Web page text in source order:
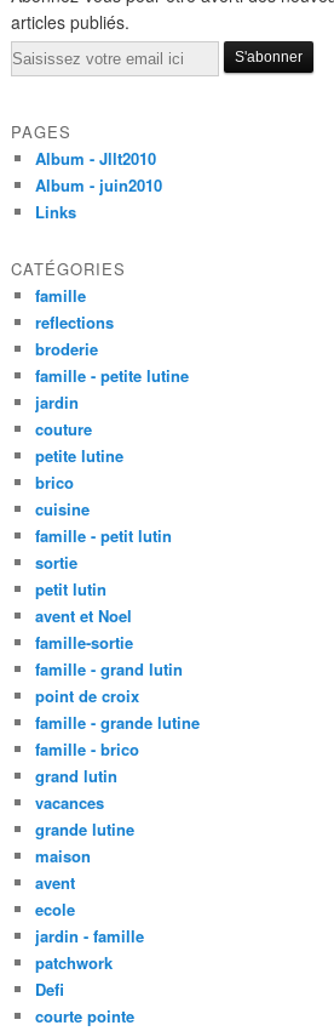
articles publiés.
Email
PAGES
Album - Jllt2010
Album - juin2010
Links
CATÉGORIES
famille
reflections
broderie
famille - petite lutine
jardin
couture
petite lutine
brico
cuisine
famille - petit lutin
sortie
petit lutin
avent et Noel
famille-sortie
famille - grand lutin
point de croix
famille - grande lutine
famille - brico
grand lutin
vacances
grande lutine
maison
avent
ecole
jardin - famille
patchwork
Defi
courte pointe